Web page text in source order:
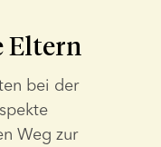
Eltern
bei der
Weg zur